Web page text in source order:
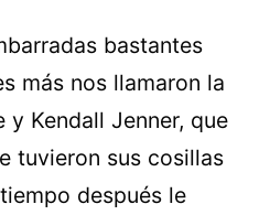
bastantes
más nos llamaron la
y Kendall Jenner, que
tuvieron sus cosillas
después le